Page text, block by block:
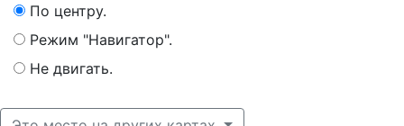
По центру.
Режим "Навигатор".
Не двигать.